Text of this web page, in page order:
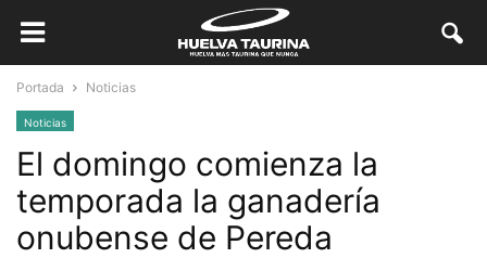
Portada Noticias
Noticias
El domingo comienza la
temporada la ganadería
onubense de Pereda